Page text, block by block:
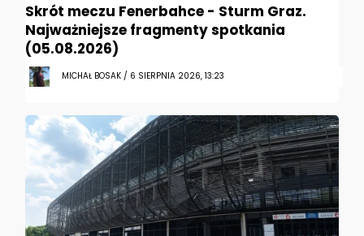
Skrót meczu Fenerbahce - Sturm Graz.
Najważniejsze fragmenty spotkania
(05.08.2026)
MICHAŁ BOSAK / 6 SIERPNIA 2026, 13:23